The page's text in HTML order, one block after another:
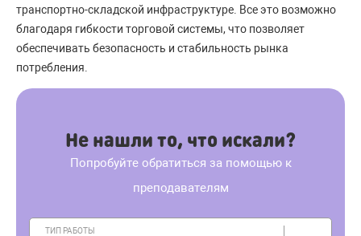
транспортно-складской инфраструктуре. Все это возможно
благодаря гибкости торговой системы, что позволяет
обеспечивать безопасность и стабильность рынка
потребления.
Не нашли то, что искали?
Попробуйте обратиться за помощью к
преподавателям
ТИП РАБОТЫ